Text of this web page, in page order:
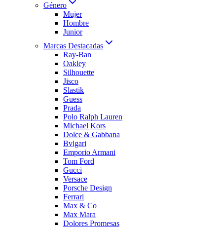
Género
Mujer
Hombre
Junior
Marcas Destacadas
Ray-Ban
Oakley
Silhouette
Jisco
Slastik
Guess
Prada
Polo Ralph Lauren
Michael Kors
Dolce & Gabbana
Bvlgari
Emporio Armani
Tom Ford
Gucci
Versace
Porsche Design
Ferrari
Max & Co
Max Mara
Dolores Promesas